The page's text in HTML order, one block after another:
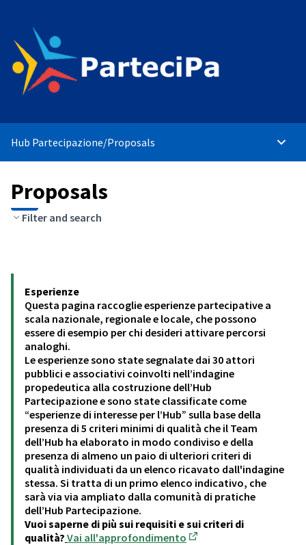
Hub Partecipazione/Proposals Main
Proposals
Filter and search
Esperienze
Questa pagina raccoglie esperienze partecipative a
scala nazionale, regionale e locale, che possono
essere di esempio per chi desideri attivare percorsi
analoghi.
Le esperienze sono state segnalate dai 30 attori
pubblici e associativi coinvolti nell’indagine
propedeutica alla costruzione dell’Hub
Partecipazione e sono state classificate come
“esperienze di interesse per l’Hub” sulla base della
presenza di 5 criteri minimi di qualità che il Team
dell’Hub ha elaborato in modo condiviso e della
presenza di almeno un paio di ulteriori criteri di
qualità individuati da un elenco ricavato dall'indagine
stessa. Si tratta di un primo elenco indicativo, che
sarà via via ampliato dalla comunità di pratiche
dell’Hub Partecipazione.
Vuoi saperne di più sui requisiti e sui criteri di
qualità? Vai all'approfondimento